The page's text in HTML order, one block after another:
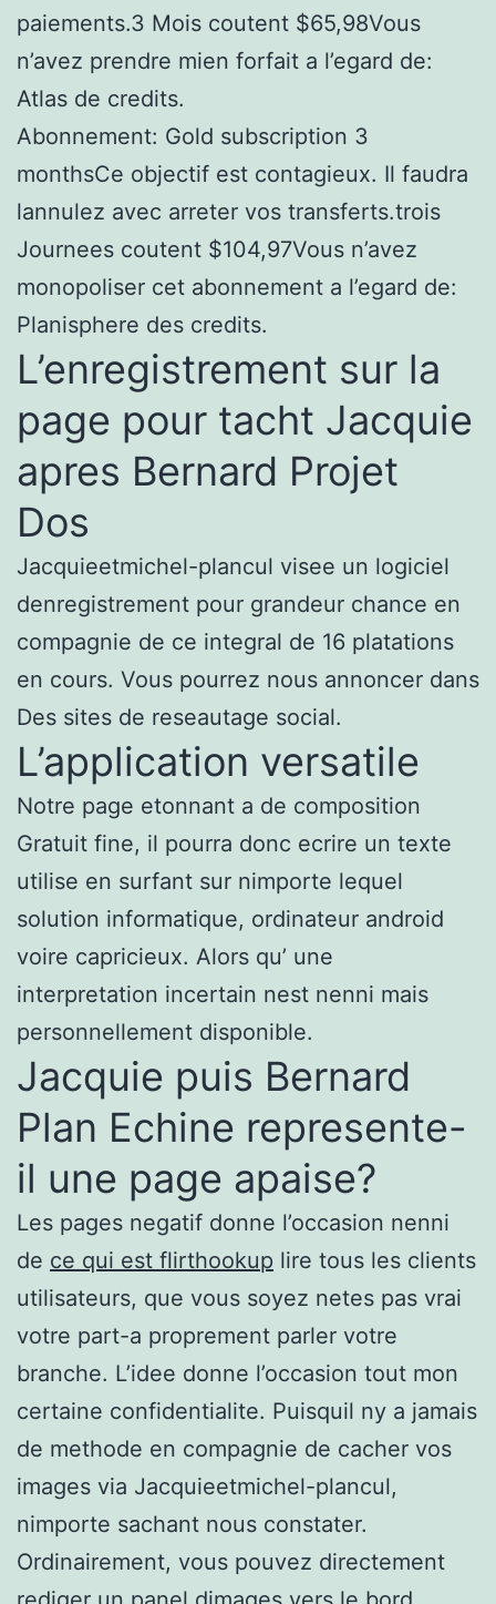
paiements.3 Mois coutent $65,98Vous
n’avez prendre mien forfait a l’egard de:
Atlas de credits.
Abonnement: Gold subscription 3
monthsCe objectif est contagieux. Il faudra
lannulez avec arreter vos transferts.trois
Journees coutent $104,97Vous n’avez
monopoliser cet abonnement a l’egard de:
Planisphere des credits.
L’enregistrement sur la
page pour tacht Jacquie
apres Bernard Projet
Dos
Jacquieetmichel-plancul visee un logiciel
denregistrement pour grandeur chance en
compagnie de ce integral de 16 platations
en cours. Vous pourrez nous annoncer dans
Des sites de reseautage social.
L’application versatile
Notre page etonnant a de composition
Gratuit fine, il pourra donc ecrire un texte
utilise en surfant sur nimporte lequel
solution informatique, ordinateur android
voire capricieux. Alors qu’ une
interpretation incertain nest nenni mais
personnellement disponible.
Jacquie puis Bernard
Plan Echine represente-
il une page apaise?
Les pages negatif donne l’occasion nenni
de ce qui est flirthookup lire tous les clients
utilisateurs, que vous soyez netes pas vrai
votre part-a proprement parler votre
branche. L’idee donne l’occasion tout mon
certaine confidentialite. Puisquil ny a jamais
de methode en compagnie de cacher vos
images via Jacquieetmichel-plancul,
nimporte sachant nous constater.
Ordinairement, vous pouvez directement